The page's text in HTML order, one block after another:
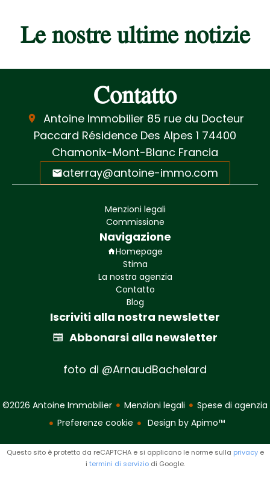
Le nostre ultime notizie
Contatto
Antoine Immobilier 85 rue du Docteur
Paccard Résidence Des Alpes 1 74400
Chamonix-Mont-Blanc Francia
aterray@antoine-immo.com
Menzioni legali
Commissione
Navigazione
Homepage
Stima
La nostra agenzia
Contatto
Blog
Iscriviti alla nostra newsletter
Abbonarsi alla newsletter
foto di @ArnaudBachelard
©2026 Antoine Immobilier Menzioni legali
Spese di agenzia
Preferenze cookie
Design by Apimo™
Questo sito è protetto da reCAPTCHA e si applicano le norme sulla privacye
i termini di serviziodi Google.